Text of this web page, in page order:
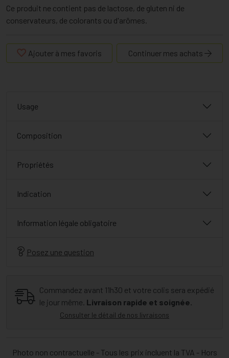
Ce produit ne contient pas de lactose, de gluten ni de
conservateurs, de colorants ou d'arômes.
Ajouter à mes favoris Continuer mes achats
Usage
Composition
Propriétés
Indication
Information légale obligatoire
Posez une question
Commandez avant 11h30 et votre colis sera expédié
le jour même. Livraison rapide et soignée.
Consulter le détail de nos livraisons
Photo non contractuelle - Tous les prix incluent la TVA - Hors